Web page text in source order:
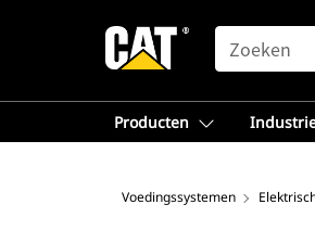
SEARCH
Producten
Voedingssystemen